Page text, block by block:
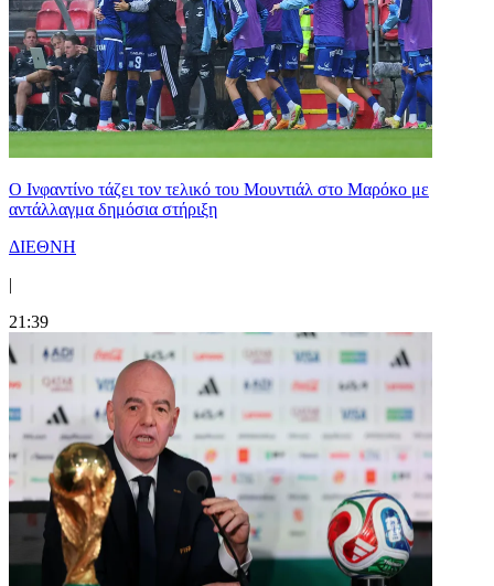
Ο Ινφαντίνο τάζει τον τελικό του Μουντιάλ στο Μαρόκο με
αντάλλαγμα δημόσια στήριξη
ΔΙΕΘΝΗ
|
21:39